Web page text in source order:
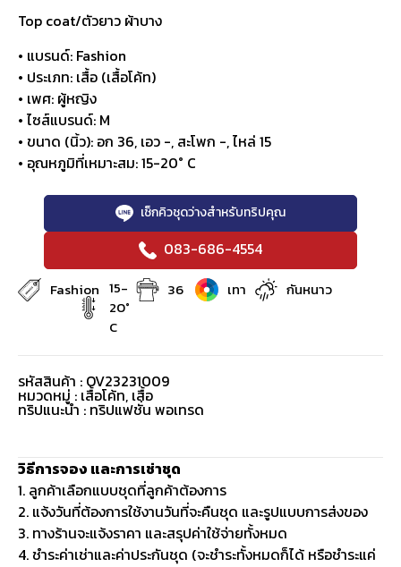
Top coat/ตัวยาว ผ้าบาง
• แบรนด์: Fashion
• ประเภท: เสื้อ (เสื้อโค้ท)
• เพศ: ผู้หญิง
• ไซส์แบรนด์: M
• ขนาด (นิ้ว): อก 36, เอว -, สะโพก -, ไหล่ 15
• อุณหภูมิที่เหมาะสม: 15-20° C
เช็กคิวชุดว่างสำหรับทริปคุณ
083-686-4554
Fashion 15-
20°
C
36 เทา กันหนาว
รหัสสินค้า : OV23231009
หมวดหมู่ : เสื้อโค้ท, เสื้อ
ทริปแนะนำ : ทริปแฟชั่น พอเทรด
วิธีการจอง และการเช่าชุด
1. ลูกค้าเลือกแบบชุดที่ลูกค้าต้องการ
2. แจ้งวันที่ต้องการใช้งานวันที่จะคืนชุด และรูปแบบการส่งของ
3. ทางร้านจะแจ้งราคา และสรุปค่าใช้จ่ายทั้งหมด
4. ชำระค่าเช่าและค่าประกันชุด (จะชำระทั้งหมดก็ได้ หรือชำระแค่